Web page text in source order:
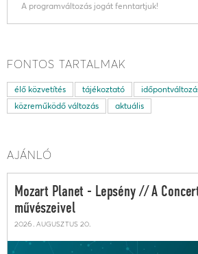
A programváltozás jogát fenntartjuk!
FONTOS TARTALMAK
élő közvetítés tájékoztató
közreműködő változás
aktuális
AJÁNLÓ
Mozart Planet - Lepsény // A
művészeivel
2026. augusztus 20.